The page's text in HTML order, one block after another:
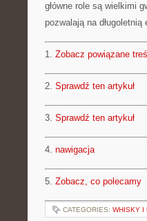
główne role są wielkimi
pozwalają na
1. Zobacz powiązane
2. Sprawdź ten artykuł
3. Sprawdź ten artykuł
4. nawigacja
5. Zobacz, co polecamy
CATEGORIES: WHISKY I